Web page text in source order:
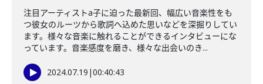
注目アーティストa子に迫った最新回、幅広い音楽性をも
つ彼女のルーツから歌詞へ込めた思いなどを深掘りしてい
ます。様々な音楽に触れることができるインタビューにな
っています。音楽感度を磨き、様々な出会いのき...
2024.07.19 |00:40:43